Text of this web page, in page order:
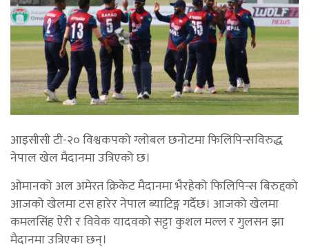
आइसीसी टी-२० विश्वकपको ग्लोबल छनोटमा फिलिपिन्सविरुद्ध
नेपाल खेल मैदानमा उत्रिएको छ।
ओमानको अल अमेरत क्रिकेट मैदानमा भैरहेको फिलिपिन्स बिरुद्दको
आजको खेलमा टस हारेर नेपाल ब्याटिङ्ग गर्दैछ। आजको खेलमा
कमलसिंह ऐरी र विवेक यादवको सट्टा कुशल मल्ल र गुलसन झा
मैदानमा उत्रिएका छन्।